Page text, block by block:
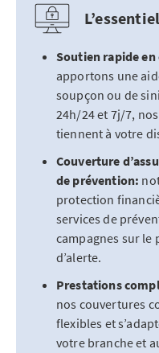
Soutien rapide en
apportons une
soupçon ou de
24h/24 et 7j/7,
tiennent à votre
Couverture
de prévention:
protection
services de
campagnes sur le
d’alerte.
Prestations
nos couvertures
flexibles et
votre branche et